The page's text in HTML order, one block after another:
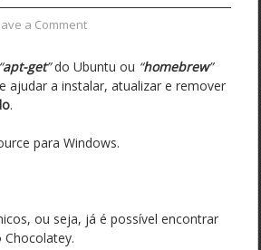
a Comment
“apt-get”do Ubuntu ou “homebrew”
ajudar a instalar, atualizar e remover
.
para Windows.
ou seja, já é possível encontrar
Chocolatey.